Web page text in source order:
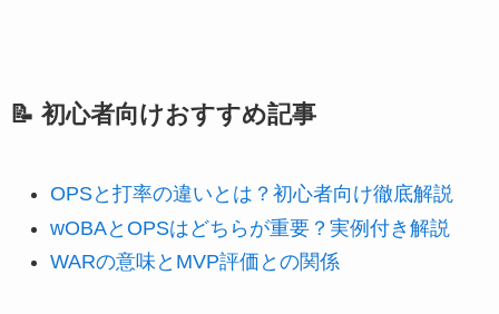
📝 初心者向けおすすめ記事
OPSと打率の違いとは？初心者向け徹底解説
wOBAとOPSはどちらが重要？実例付き解説
WARの意味とMVP評価との関係